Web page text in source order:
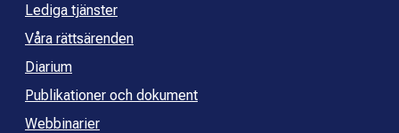
Lediga tjänster
Våra rättsärenden
Diarium
Publikationer och dokument
Webbinarier